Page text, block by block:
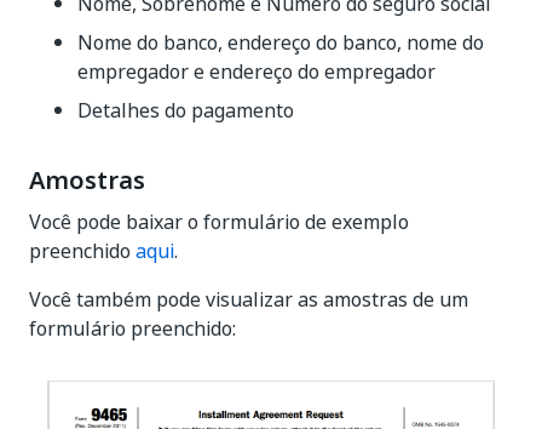
Nome do banco, endereço do banco, nome do
empregador e endereço do empregador
Detalhes do pagamento
Amostras
Você pode baixar o formulário de exemplo
preenchido aqui.
Você também pode visualizar as amostras de um
formulário preenchido: